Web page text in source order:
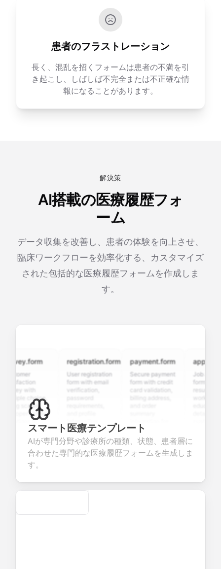
患者のフラストレーション
長く、混乱を招くフォームは患者の不満を引
き起こし、しばしば不完全または不正確な情
報になることがあります。
解決策
AI搭載の医療履歴フォ
ーム
データ収集を改善し、患者の体験を向上させ、
臨床ワークフローを効率化する、カスタマイズ
された包括的な医療履歴フォームを作成しま
す。
with
choice,
open-ended
valuable
about
products or
registration.form
User registration
form with email
verification,
information
fields for
seamless
account
creation.
payment.form
Secure payment
form with credit
card validation,
smooth e-
commerce
transactions.
Job
form with
resume
questions for
efficient
candidate
スマート医療テンプレート
AIが専門分野や診療所の種類、状態、患者層に
合わせた専門的な医療履歴フォームを生成しま
す。
Secure